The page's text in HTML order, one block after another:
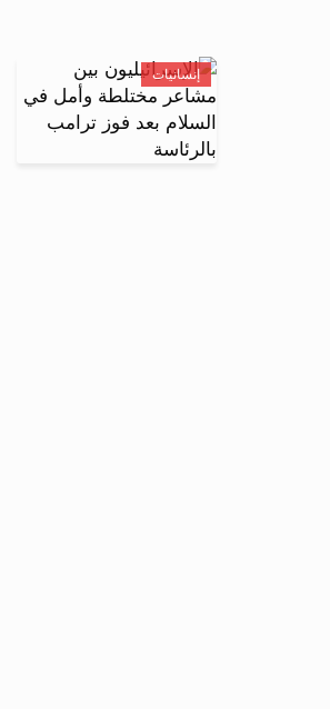
إنسانيات